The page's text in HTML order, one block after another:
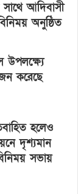
আদিবাসী
অনুষ্ঠিত
উপলক্ষ্যে
করেছে
হলেও
দৃশ্যমান
সভায়